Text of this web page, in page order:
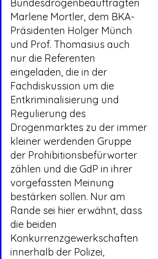
Bundesdrogenbeauftragten
Marlene Mortler, dem BKA-
Präsidenten Holger Münch
und Prof. Thomasius auch
nur die Referenten
eingeladen, die in der
Fachdiskussion um die
Entkriminalisierung und
Regulierung des
Drogenmarktes zu der immer
kleiner werdenden Gruppe
der Prohibitionsbefürworter
zählen und die GdP in ihrer
vorgefassten Meinung
bestärken sollen. Nur am
Rande sei hier erwähnt, dass
die beiden
Konkurrenzgewerkschaften
innerhalb der Polizei,